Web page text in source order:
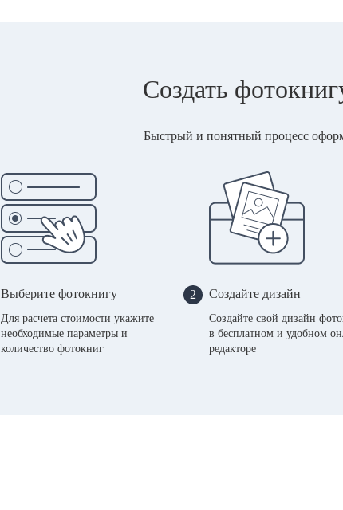
Создать
Быстрый и понятный процесс
Выберите фотокнигу
Для расчета стоимости укажите
необходимые параметры и
количество фотокниг
2 Создайте дизайн
Создайте свой дизайн
в бесплатном и удобном
редакторе